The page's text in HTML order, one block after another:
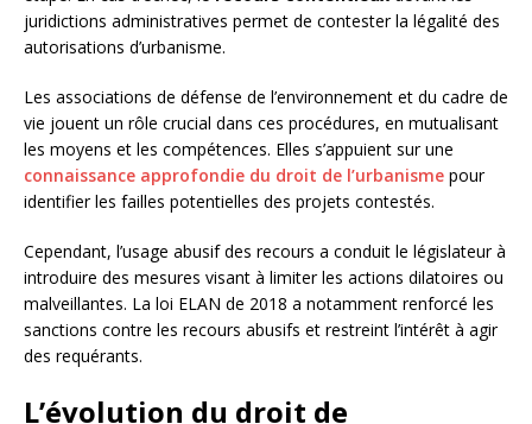
juridictions administratives permet de contester la légalité des
autorisations d’urbanisme.
Les associations de défense de l’environnement et du cadre de
vie jouent un rôle crucial dans ces procédures, en mutualisant
les moyens et les compétences. Elles s’appuient sur une
connaissance approfondie du droit de l’urbanisme pour
identifier les failles potentielles des projets contestés.
Cependant, l’usage abusif des recours a conduit le législateur à
introduire des mesures visant à limiter les actions dilatoires ou
malveillantes. La loi ELAN de 2018 a notamment renforcé les
sanctions contre les recours abusifs et restreint l’intérêt à agir
des requérants.
L’évolution du droit de